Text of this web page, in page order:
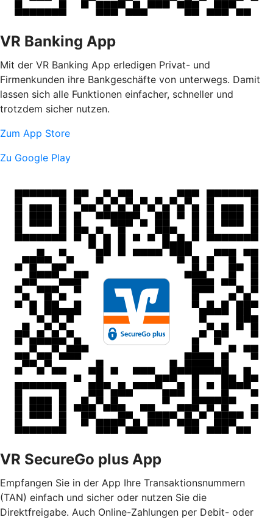
VR Banking App
Mit der VR Banking App erledigen Privat- und
Firmenkunden ihre Bankgeschäfte von unterwegs. Damit
lassen sich alle Funktionen einfacher, schneller und
trotzdem sicher nutzen.
Zum App Store
Zu Google Play
VR SecureGo plus App
Empfangen Sie in der App Ihre Transaktionsnummern
(TAN) einfach und sicher oder nutzen Sie die
Direktfreigabe. Auch Online-Zahlungen per Debit- oder